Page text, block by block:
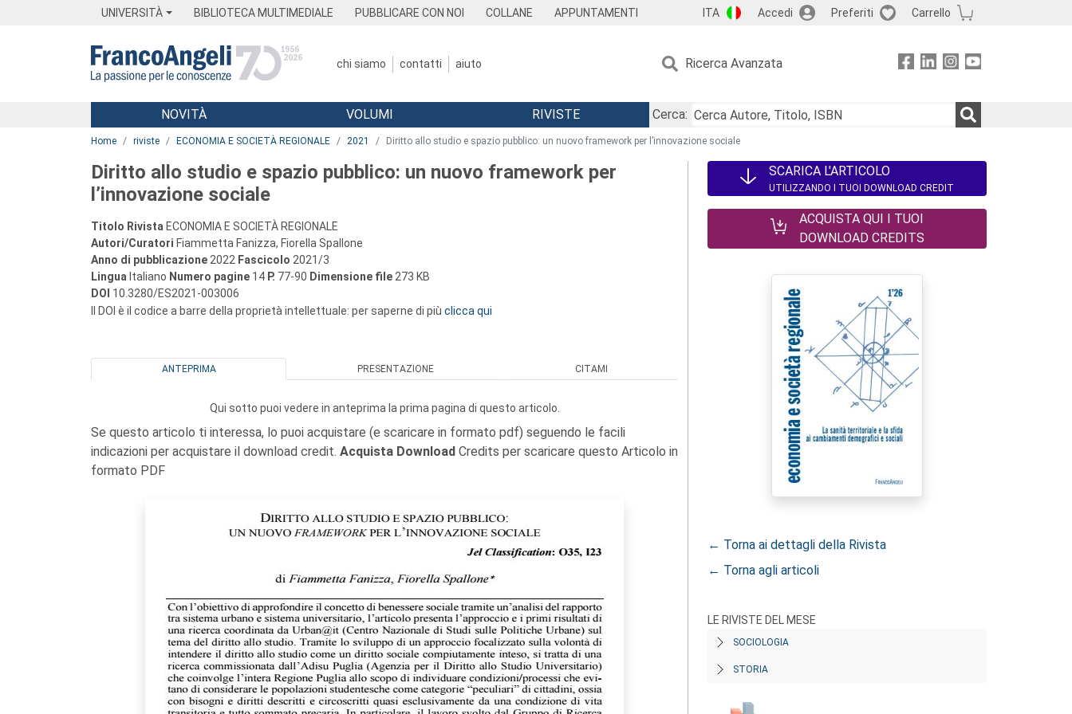
UNIVERSITÀ BIBLIOTECA MULTIMEDIALE PUBBLICARE CON NOI COLLANE APPUNTAMENTI ITA Accedi Preferiti Carrello
chi siamo contatti aiuto Ricerca Avanzata
Menu
NOVITÀ VOLUMI RIVISTE
Cerca:
Home riviste ECONOMIA E SOCIETÀ REGIONALE 2021 Diritto allo studio e spazio pubblico: un nuovo framework per l’innovazione sociale
Diritto allo studio e spazio pubblico: un nuovo framework per
l’innovazione sociale
Titolo Rivista ECONOMIA E SOCIETÀ REGIONALE
Autori/Curatori Fiammetta Fanizza, Fiorella Spallone
Anno di pubblicazione 2022 Fascicolo 2021/3
Lingua Italiano Numero pagine 14 P. 77-90 Dimensione file 273 KB
DOI 10.3280/ES2021-003006
Il DOI è il codice a barre della proprietà intellettuale: per saperne di più clicca qui
ANTEPRIMA PRESENTAZIONE CITAMI
Qui sotto puoi vedere in anteprima la prima pagina di questo articolo.
Se questo articolo ti interessa, lo puoi acquistare (e scaricare in formato pdf) seguendo le facili
indicazioni per acquistare il download credit. Acquista Download Credits per scaricare questo Articolo in
formato PDF
SCARICA L'ARTICOLO
UTILIZZANDO I TUOI DOWNLOAD CREDIT
ACQUISTA QUI I TUOI
DOWNLOAD CREDITS
← Torna ai dettagli della Rivista
← Torna agli articoli
LE RIVISTE DEL MESE
SOCIOLOGIA
STORIA